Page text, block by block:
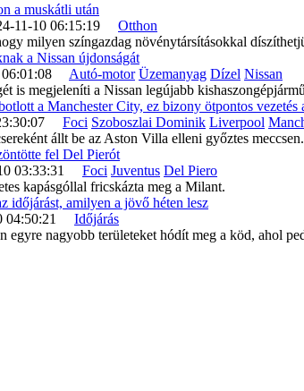
a muskátli után
11-10 06:15:19 Otthon
milyen színgazdag növénytársításokkal
a Nissan újdonságát
06:01:08 Autó-motor Üzemanyag Dízel Nissan
is megjeleníti a Nissan legújabb
a Manchester City, ez bizony ötpontos vezetés
Foci Szoboszlai Dominik Liverpool
állt be az Aston Villa elleni győztes meccsen.
fel Del Pierót
03:33:31 Foci Juventus Del Piero
kapásgóllal fricskázta meg a Milant.
időjárást, amilyen a jövő héten lesz
04:50:21 Időjárás
egyre nagyobb területeket hódít meg a köd, ahol